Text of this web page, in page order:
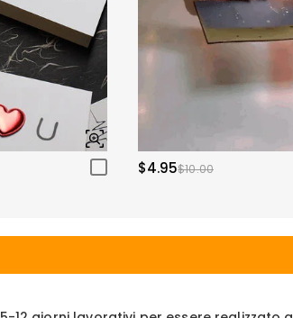
$4.95$10.00